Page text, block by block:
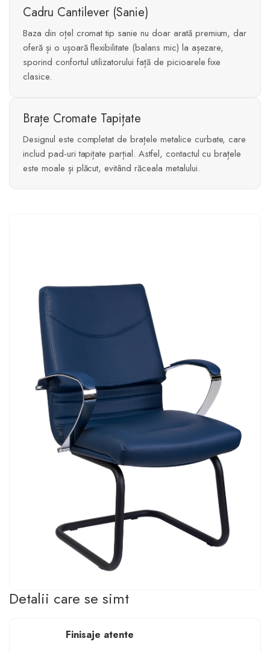
Cadru Cantilever (Sanie)
Baza din oțel cromat tip sanie nu doar arată premium, dar
oferă și o ușoară flexibilitate (balans mic) la așezare,
sporind confortul utilizatorului față de picioarele fixe
clasice.
Brațe Cromate Tapițate
Designul este completat de brațele metalice curbate, care
includ pad-uri tapițate parțial. Astfel, contactul cu brațele
este moale și plăcut, evitând răceala metalului.
Detalii care se simt
Finisaje atente